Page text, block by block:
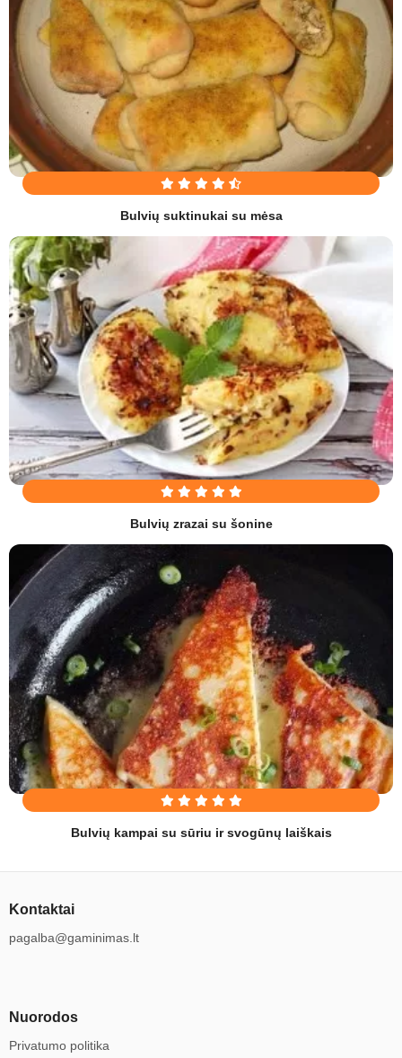
Bulvių suktinukai su mėsa
Bulvių zrazai su šonine
Bulvių kampai su sūriu ir svogūnų laiškais
Kontaktai
pagalba@gaminimas.lt
Nuorodos
Privatumo politika